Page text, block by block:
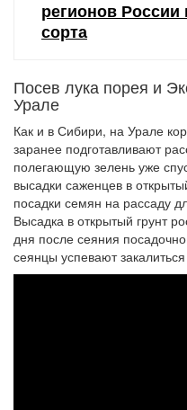
регионов России
сорта
Посев лука порея и
Урале
Как и в Сибири, на Урале
заранее подготавливают
полегающую зелень уже
высадки саженцев в
посадки семян на рассаду
Высадка в открытый грунт
дня после сеяния
сеянцы успевают